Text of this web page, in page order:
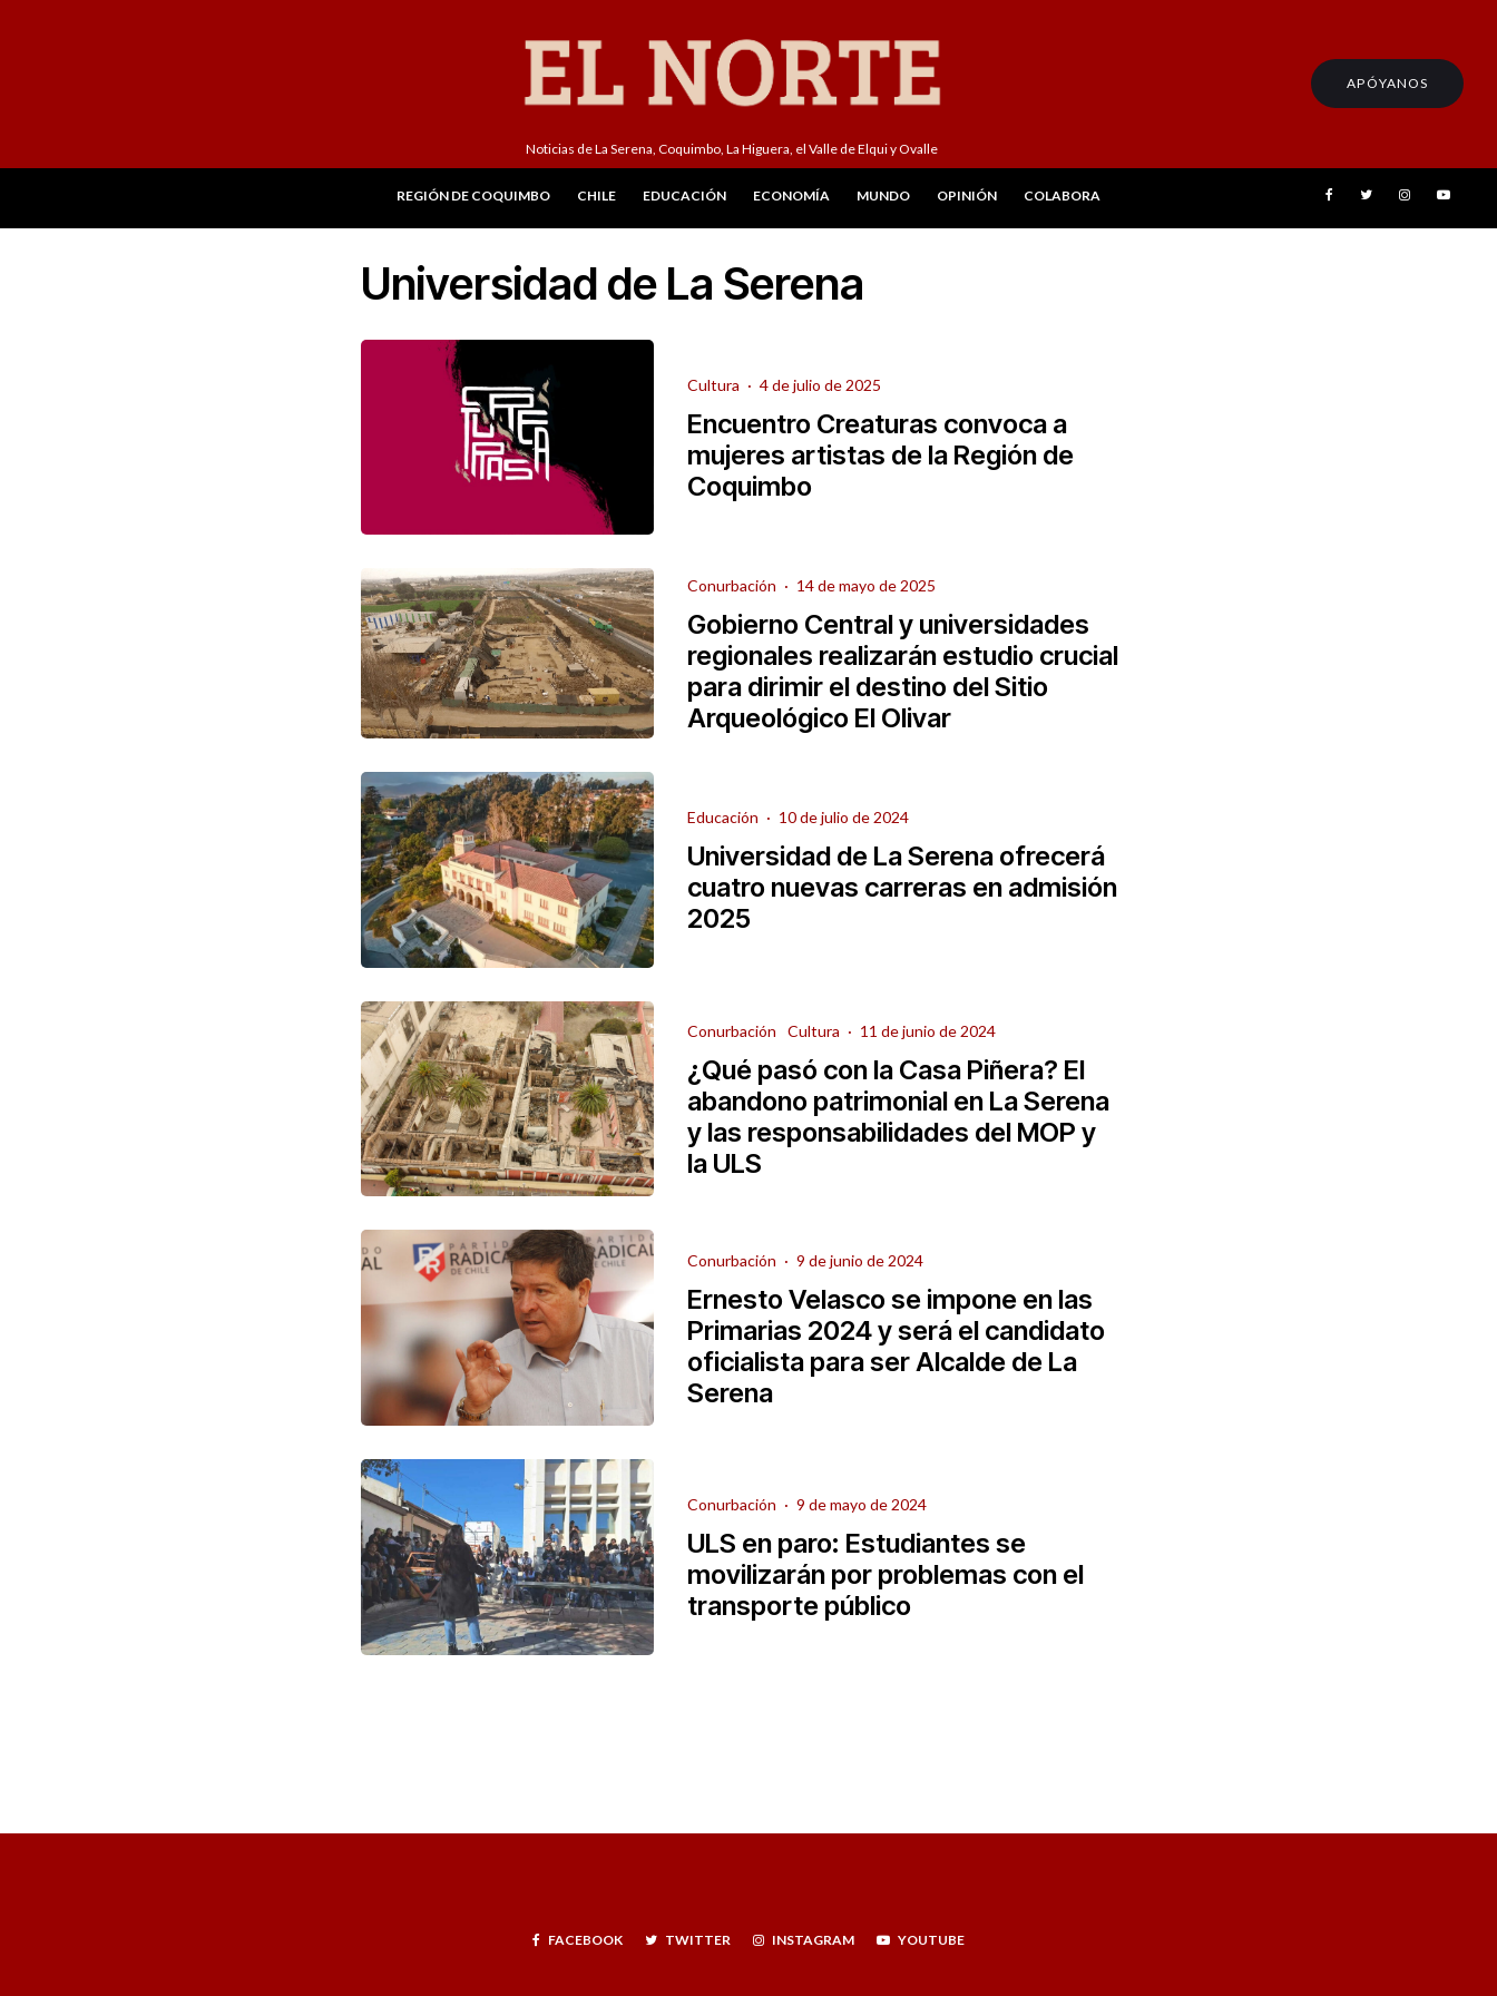
Noticias de La Serena, Coquimbo, La Higuera, el Valle de Elqui y Ovalle
APÓYANOS
REGIÓN DE COQUIMBO CHILE EDUCACIÓN ECONOMÍA MUNDO OPINIÓN COLABORA
Universidad de La Serena
Cultura · 4 de julio de 2025
Encuentro Creaturas convoca a
mujeres artistas de la Región de
Coquimbo
Conurbación · 14 de mayo de 2025
Gobierno Central y universidades
regionales realizarán estudio crucial
para dirimir el destino del Sitio
Arqueológico El Olivar
Educación · 10 de julio de 2024
Universidad de La Serena ofrecerá
cuatro nuevas carreras en admisión
2025
Conurbación Cultura · 11 de junio de 2024
¿Qué pasó con la Casa Piñera? El
abandono patrimonial en La Serena
y las responsabilidades del MOP y
la ULS
Conurbación · 9 de junio de 2024
Ernesto Velasco se impone en las
Primarias 2024 y será el candidato
oficialista para ser Alcalde de La
Serena
Conurbación · 9 de mayo de 2024
ULS en paro: Estudiantes se
movilizarán por problemas con el
transporte público
FACEBOOK TWITTER INSTAGRAM YOUTUBE